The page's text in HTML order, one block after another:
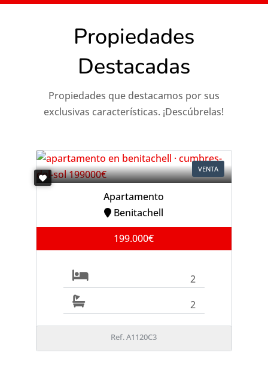
Propiedades
Destacadas
Propiedades que destacamos por sus
exclusivas características. ¡Descúbrelas!
VENTA
Apartamento
Benitachell
199.000€
2
2
Ref. A1120C3